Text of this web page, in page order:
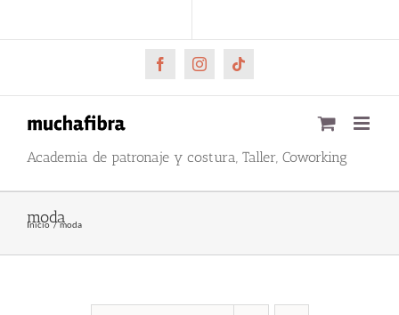
al
FacebookInstagramTiktok
Academia de patronaje y costura, Taller, Coworking
moda
Inicio moda